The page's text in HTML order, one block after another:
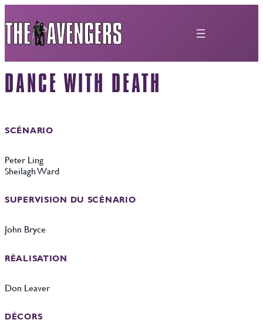
au
contenu
DANCE WITH DEATH
SCÉNARIO
Peter Ling
Sheilagh Ward
SUPERVISION DU SCÉNARIO
John Bryce
RÉALISATION
Don Leaver
DÉCORS